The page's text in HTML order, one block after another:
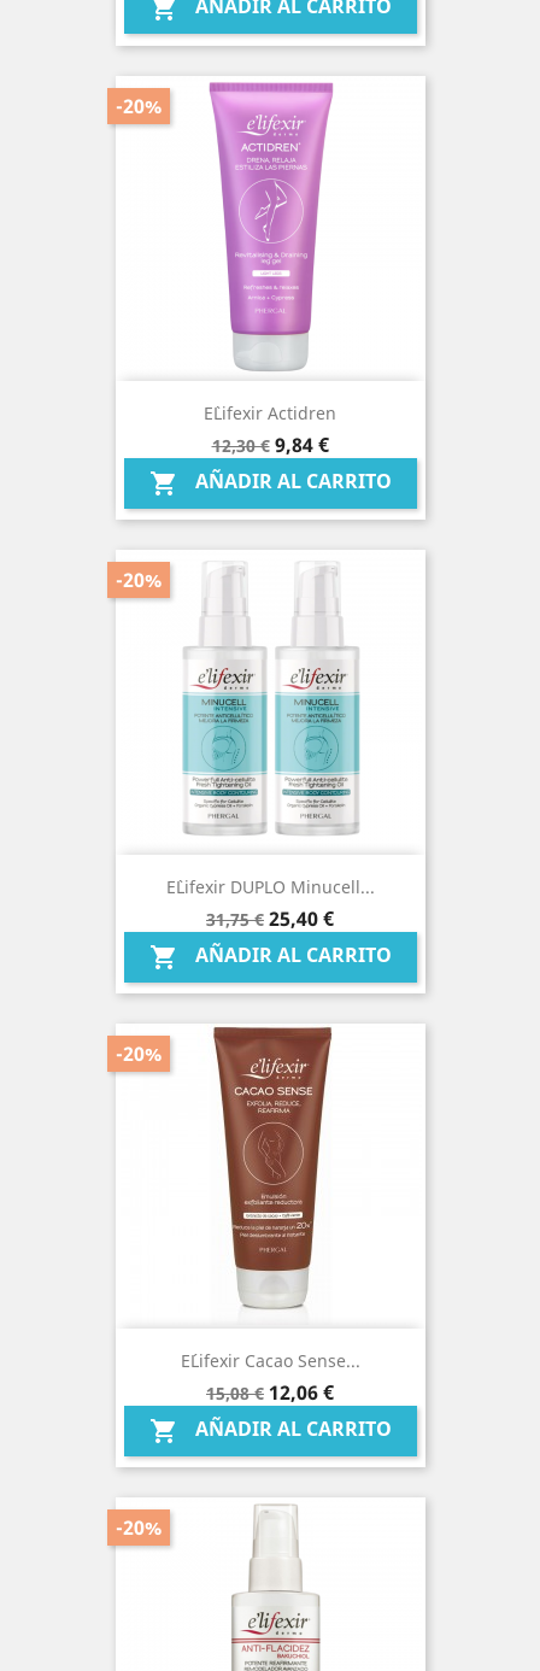
 AÑADIR AL CARRITO
E`lifexir Actidren
Precio
base
12,30 €
-20%
Precio
9,84 €
 AÑADIR AL CARRITO
E`lifexir DUPLO Minucell...
Precio
base
31,75 €
-20%
Precio
25,40 €
 AÑADIR AL CARRITO
E´lifexir Cacao Sense...
Precio
base
15,08 €
-20%
Precio
12,06 €
 AÑADIR AL CARRITO
-20%